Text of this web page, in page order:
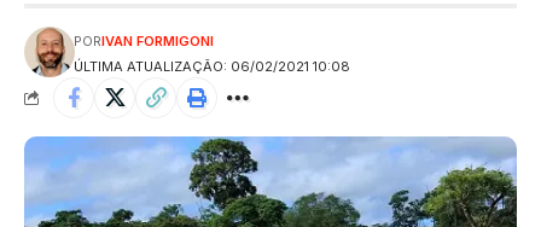
ÚLTIMA ATUALIZAÇÃO: 06/02/2021 10:08
PORIVAN FORMIGONI